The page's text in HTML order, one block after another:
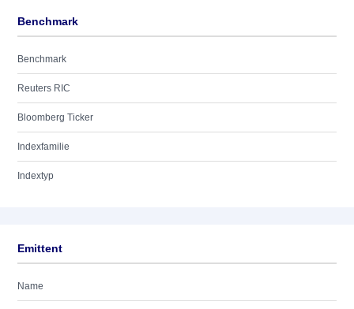
Benchmark
Benchmark
Reuters RIC
Bloomberg Ticker
Indexfamilie
Indextyp
Emittent
Name